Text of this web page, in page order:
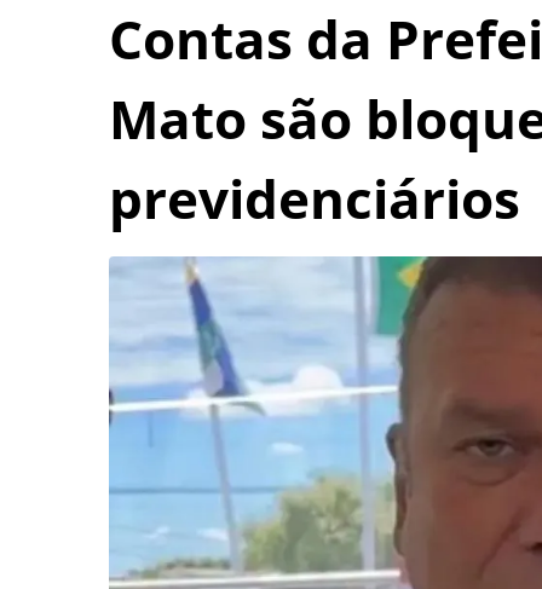
Contas da
Mato são
previdenciários